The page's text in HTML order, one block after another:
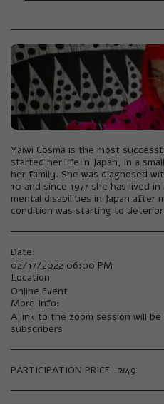
Yaiwi Cosma is the most
started her life in Japan, in a
her family. She was diagnosed
10 and since 1977 she has lived
mental disabilities in Japan after
condition was starting to
Date:
02/17/2022 06:00 PM
Location
Online Event
More Info:
A link to the zoom session will
subscribers
PARTICIPATION PRICE ₪49